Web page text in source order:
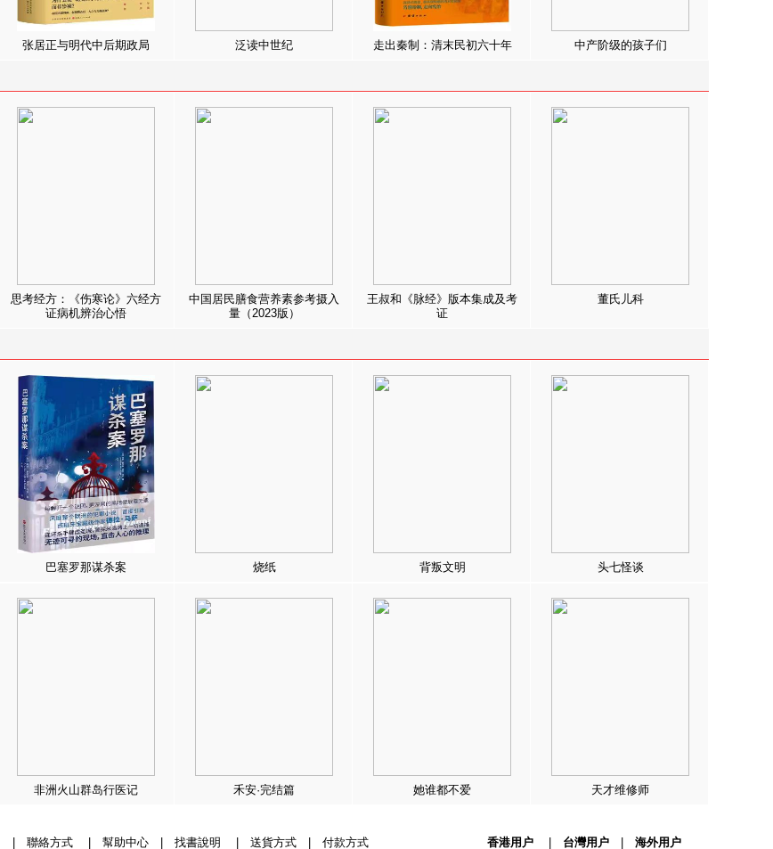
张居正与明代中后期政局 泛读中世纪 走出秦制：清末民初六十年 中产阶级的孩子们
思考经方：《伤寒论》六经方
证病机辨治心悟
中国居民膳食营养素参考摄入
量（2023版）
王叔和《脉经》版本集成及考
证
董氏儿科
巴塞罗那谋杀案 烧纸 背叛文明 头七怪谈
非洲火山群岛行医记 禾安·完结篇 她谁都不爱 天才维修师
聯絡方式| 幫助中心| 找書說明 送貨方式| 付款方式 香港用户| 台灣用户| 海外用户